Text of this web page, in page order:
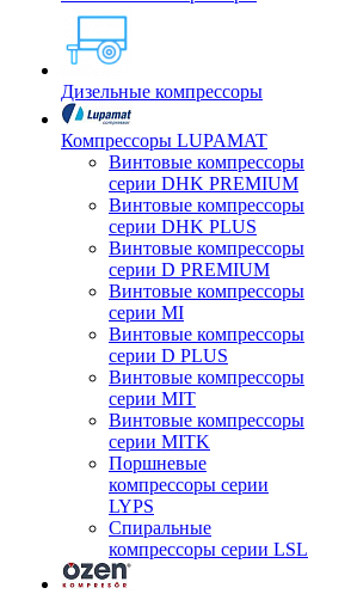
Дизельные компрессоры
Компрессоры LUPAMAT
Винтовые компрессоры
серии DHK PREMIUM
Винтовые компрессоры
серии DHK PLUS
Винтовые компрессоры
серии D PREMIUM
Винтовые компрессоры
серии MI
Винтовые компрессоры
серии D PLUS
Винтовые компрессоры
серии MIT
Винтовые компрессоры
серии MITK
Поршневые
компрессоры серии
LYPS
Спиральные
компрессоры серии LSL